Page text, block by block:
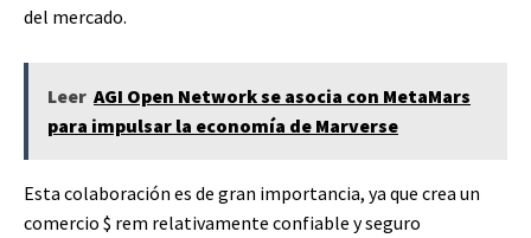
del mercado.
Leer AGI Open Network se asocia con MetaMars
para impulsar la economía de Marverse
Esta colaboración es de gran importancia, ya que crea un
comercio $ rem relativamente confiable y seguro